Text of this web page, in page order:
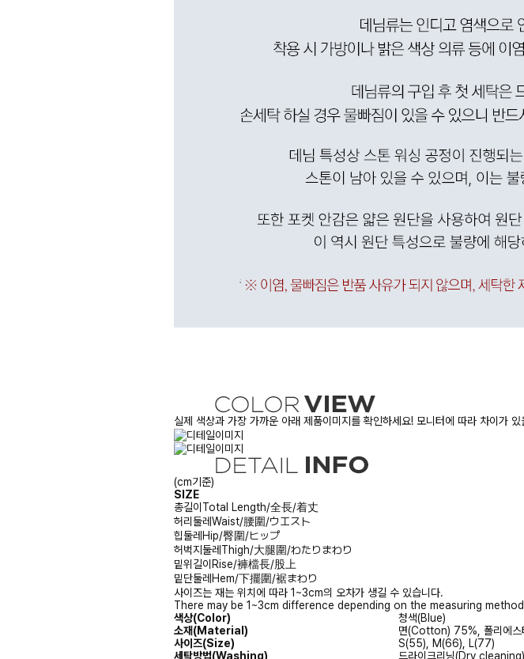
실제 색상과 가장 가까운 아래 제품이미지를 확인하세요! 모니터에 따라 차이가
(cm기준)
SIZE
총길이 Total Length/全長/着丈
허리둘레Waist/腰圍/ウエスト
힙둘레 Hip/臀圍/ヒップ
허벅지둘레 Thigh/大腿圍/わたりまわり
밑위길이 Rise/褲檔長/股上
밑단둘레 Hem/下擺圍/裾まわり
사이즈는 재는 위치에 따라 1~3cm의 오차가 생길 수 있습니다.
There may be 1~3cm difference depending on the measuring
색상(Color)
청색(Blue)
소재(Material)
면(Cotton) 75%, 폴리에
사이즈(Size)
S(55), M(66), L(77)
세탁방법(Washing)
드라이크리닝(Dry